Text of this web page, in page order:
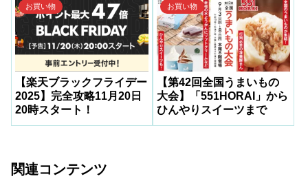
お買い物
【楽天ブラックフライデー
2025】完全攻略11月20日
20時スタート！
お買い物
【第42回全国うまいもの
大会】「551HORAI」から
ひんやりスイーツまで
関連コンテンツ